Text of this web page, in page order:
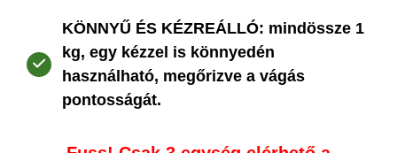
KÖNNYŰ ÉS KÉZREÁLLÓ: mindössze 1
kg, egy kézzel is könnyedén
használható, megőrizve a vágás
pontosságát.